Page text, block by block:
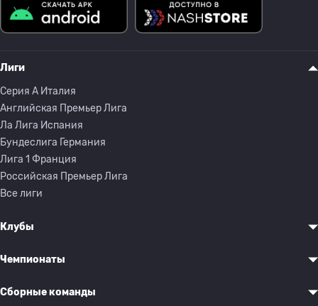
Лиги
Серия A Италия
Английская Премьер Лига
Ла Лига Испания
Бундеслига Германия
Лига 1 Франция
Российская Премьер Лига
Все лиги
Клубы
Чемпионаты
Сборные команды